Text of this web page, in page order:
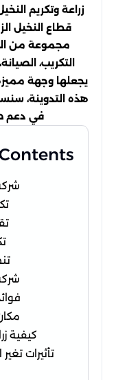
زراعة وتكريم
قطاع النخيل
مجموعة من
التكريب،
يجعلها وجهة
هذه التدوينة،
في دعم
كيفية
تأثيرات